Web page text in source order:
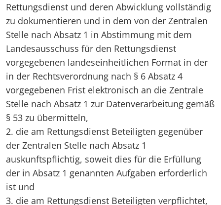
Rettungsdienst und deren Abwicklung vollständig
zu dokumentieren und in dem von der Zentralen
Stelle nach Absatz 1 in Abstimmung mit dem
Landesausschuss für den Rettungsdienst
vorgegebenen landeseinheitlichen Format in der
in der Rechtsverordnung nach § 6 Absatz 4
vorgegebenen Frist elektronisch an die Zentrale
Stelle nach Absatz 1 zur Datenverarbeitung gemäß
§ 53 zu übermitteln,
2. die am Rettungsdienst Beteiligten gegenüber
der Zentralen Stelle nach Absatz 1
auskunftspflichtig, soweit dies für die Erfüllung
der in Absatz 1 genannten Aufgaben erforderlich
ist und
3. die am Rettungsdienst Beteiligten verpflichtet,